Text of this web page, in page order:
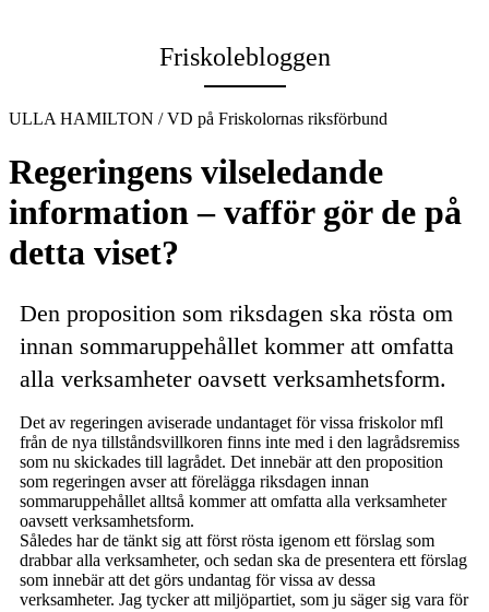
Friskolebloggen
ULLA HAMILTON / VD på Friskolornas riksförbund
Regeringens vilseledande
information – vafför gör de på
detta viset?
Den proposition som riksdagen ska rösta om
innan sommaruppehållet kommer att omfatta
alla verksamheter oavsett verksamhetsform.
Det av regeringen aviserade undantaget för vissa friskolor mfl
från de nya tillståndsvillkoren finns inte med i den lagrådsremiss
som nu skickades till lagrådet. Det innebär att den proposition
som regeringen avser att förelägga riksdagen innan
sommaruppehållet alltså kommer att omfatta alla verksamheter
oavsett verksamhetsform.
Således har de tänkt sig att först rösta igenom ett förslag som
drabbar alla verksamheter, och sedan ska de presentera ett förslag
som innebär att det görs undantag för vissa av dessa
verksamheter. Jag tycker att miljöpartiet, som ju säger sig vara för